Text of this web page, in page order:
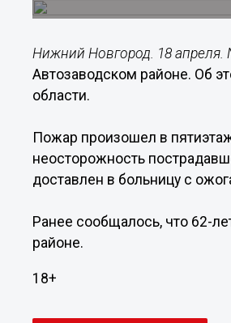
Нижний Новгород. 18 апреля.
Автозаводском районе. Об
области.
Пожар произошел в
неосторожность
доставлен в больницу с
Ранее сообщалось, что 62-
районе.
18+